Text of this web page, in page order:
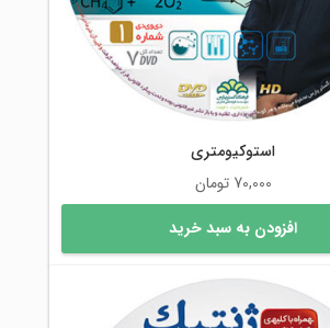
استوکیومتری
70,000 تومان
افزودن به سبد خرید